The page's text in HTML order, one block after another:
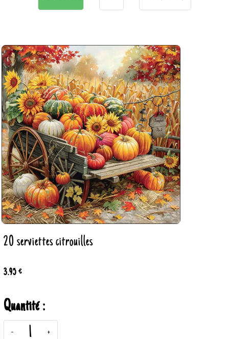
20 serviettes citrouilles
3.95 €
Quantité :
- +